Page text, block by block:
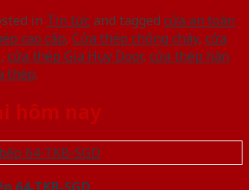
in Tin tứcand tagged cửa an toàn
cao cấp, Cửa thép chống cháy, cửa
, cửa thép Gia Huy Door, cửa thép hàn
thép.
hôm nay